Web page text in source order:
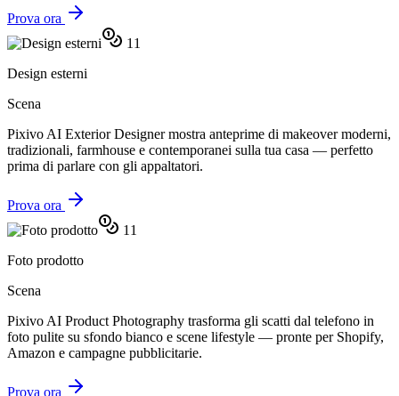
Prova ora
11
Design esterni
Scena
Pixivo AI Exterior Designer mostra anteprime di makeover moderni,
tradizionali, farmhouse e contemporanei sulla tua casa — perfetto
prima di parlare con gli appaltatori.
Prova ora
11
Foto prodotto
Scena
Pixivo AI Product Photography trasforma gli scatti dal telefono in
foto pulite su sfondo bianco e scene lifestyle — pronte per Shopify,
Amazon e campagne pubblicitarie.
Prova ora